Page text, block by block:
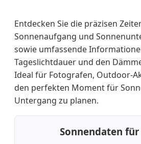
Entdecken Sie die präzisen
Sonnenaufgang und
sowie umfassende
Tageslichtdauer und den
Ideal für Fotografen, Outdoor-
den perfekten Moment für
Untergang zu planen.
Sonnendaten